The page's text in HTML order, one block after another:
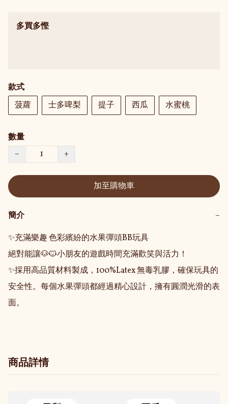
多買多慳
款式
菠蘿
士多啤梨 提子 西瓜 水蜜桃
數量
−
+
加至購物車
簡介
−
✨充滿樂趣 色彩繽紛的水果彈頭BB玩具
絕對能讓🐶🐱小朋友的遊戲時間充滿歡笑與活力！
✨採用高品質材料製成，100%Latex 無毒乳膠，確保玩具的
安全性。每個水果彈頭都經過精心設計，擁有圓潤光滑的表
商品詳情